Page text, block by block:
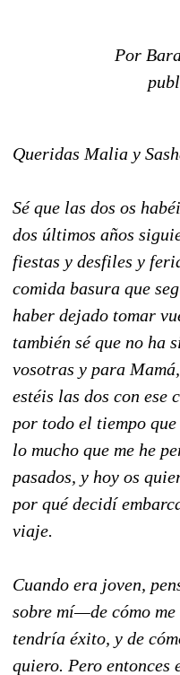
Por
Queridas Malia y
Sé que las dos os
dos últimos años
fiestas y desfiles y
comida basura que
haber dejado tomar
también sé que no ha
vosotras y para
estéis las dos con ese
por todo el tiempo que
lo mucho que me he
pasados, y hoy os
por qué decidí
viaje.
Cuando era joven,
sobre mí—de cómo
tendría éxito, y de
quiero. Pero entonces